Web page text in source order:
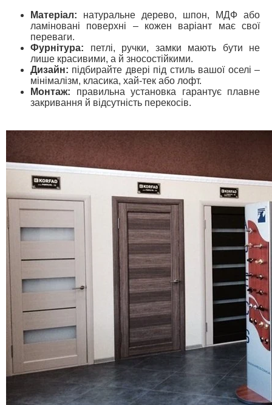
Матеріал: натуральне дерево, шпон, МДФ або
ламіновані поверхні – кожен варіант має свої
переваги.
Фурнітура: петлі, ручки, замки мають бути не
лише красивими, а й зносостійкими.
Дизайн: підбирайте двері під стиль вашої оселі –
мінімалізм, класика, хай-тек або лофт.
Монтаж: правильна установка гарантує плавне
закривання й відсутність перекосів.